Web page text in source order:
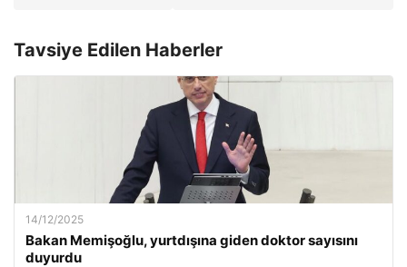
Tavsiye Edilen Haberler
14/12/2025
Bakan Memişoğlu, yurtdışına giden doktor sayısını
duyurdu